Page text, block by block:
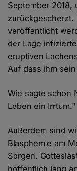
September 2018,
zurückgescherzt.
veröffentlicht
der Lage
eruptiven
Auf dass ihm
Wie sagte schon
Leben ein
Außerdem sind
Blasphemie am
Sorgen.
hoffentlich lang